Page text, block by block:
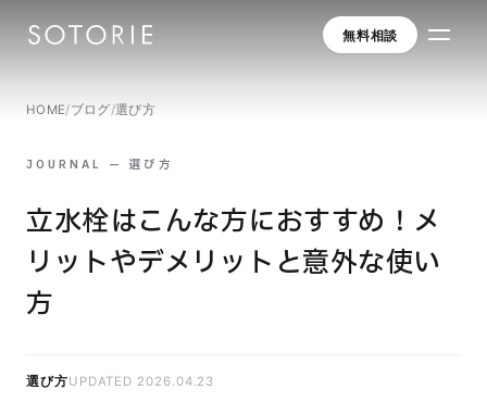
無料相談
HOME/ブログ/選び方
JOURNAL — 選び方
立水栓はこんな方におすすめ！メ
リットやデメリットと意外な使い
方
選び方UPDATED 2026.04.23